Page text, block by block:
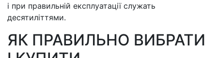
і при правильній експлуатації служать
десятиліттями.
ЯК ПРАВИЛЬНО ВИБРАТИ